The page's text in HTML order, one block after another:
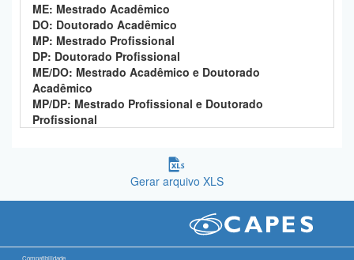
ME: Mestrado Acadêmico
DO: Doutorado Acadêmico
MP: Mestrado Profissional
DP: Doutorado Profissional
ME/DO: Mestrado Acadêmico e Doutorado
Acadêmico
MP/DP: Mestrado Profissional e Doutorado
Profissional
Gerar arquivo XLS
Compatibilidade